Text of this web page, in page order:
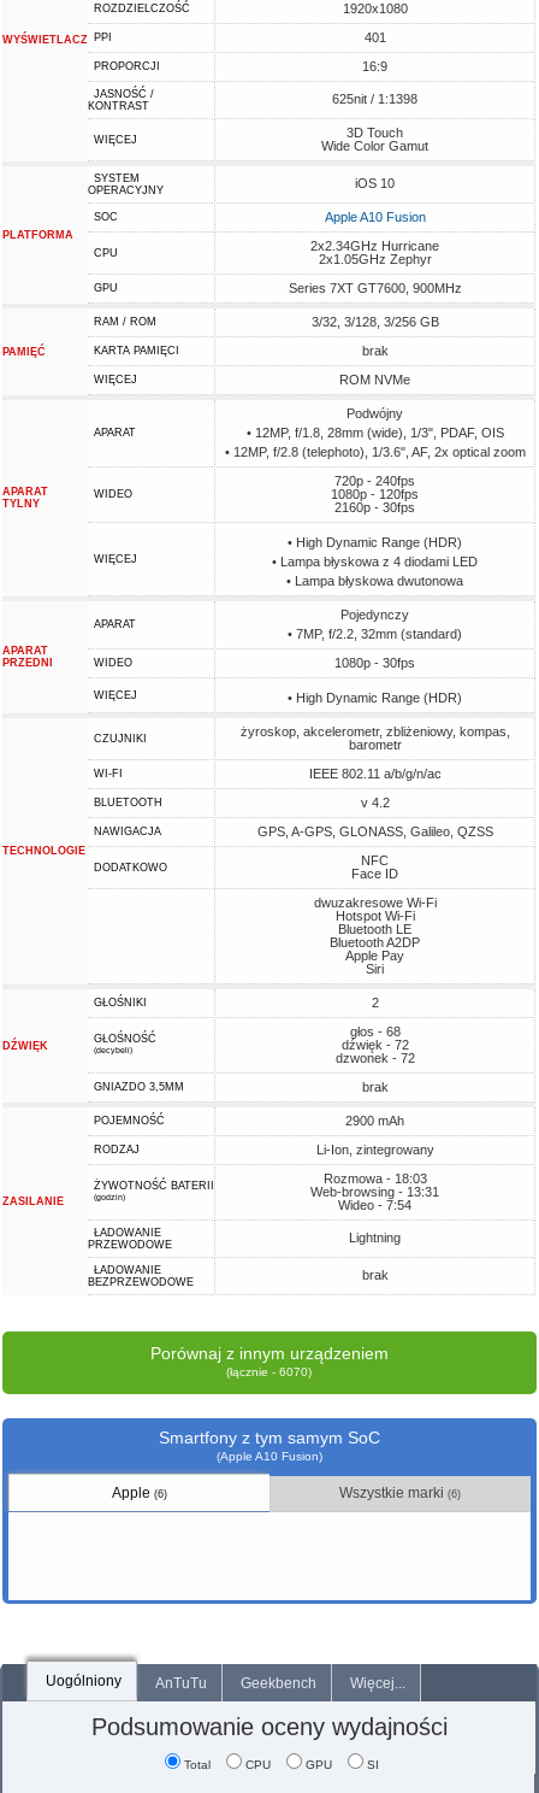
WYŚWIETLACZ
ROZDZIELCZOŚĆ 1920x1080
PPI 401
PROPORCJI 16:9
JASNOŚĆ /
KONTRAST
625nit / 1:1398
WIĘCEJ
3D Touch
Wide Color Gamut
PLATFORMA
SYSTEM
OPERACYJNY
iOS 10
SOC Apple A10 Fusion
CPU
2x2.34GHz Hurricane
2x1.05GHz Zephyr
GPU Series 7XT GT7600, 900MHz
PAMIĘĆ
RAM / ROM 3/32, 3/128, 3/256 GB
KARTA PAMIĘCI brak
WIĘCEJ ROM NVMe
APARAT
TYLNY
APARAT
Podwójny
• 12MP, f/1.8, 28mm (wide), 1/3", PDAF, OIS
• 12MP, f/2.8 (telephoto), 1/3.6", AF, 2x optical zoom
WIDEO
720p - 240fps
1080p - 120fps
2160p - 30fps
WIĘCEJ
• High Dynamic Range (HDR)
• Lampa błyskowa z 4 diodami LED
• Lampa błyskowa dwutonowa
APARAT
PRZEDNI
APARAT
Pojedynczy
• 7MP, f/2.2, 32mm (standard)
WIDEO 1080p - 30fps
WIĘCEJ • High Dynamic Range (HDR)
TECHNOLOGIE
CZUJNIKI
żyroskop, akcelerometr, zbliżeniowy, kompas,
barometr
WI-FI IEEE 802.11 a/b/g/n/ac
BLUETOOTH v 4.2
NAWIGACJA GPS, A-GPS, GLONASS, Galileo, QZSS
DODATKOWO
NFC
Face ID
dwuzakresowe Wi-Fi
Hotspot Wi-Fi
Bluetooth LE
Bluetooth A2DP
Apple Pay
Siri
DŹWIĘK
GŁOŚNIKI 2
GŁOŚNOŚĆ
(decybeli)
głos - 68
dźwięk - 72
dzwonek - 72
GNIAZDO 3,5MM brak
ZASILANIE
POJEMNOŚĆ 2900 mAh
RODZAJ Li-Ion, zintegrowany
ŻYWOTNOŚĆ BATERII
(godzin)
Rozmowa - 18:03
Web-browsing - 13:31
Wideo - 7:54
ŁADOWANIE
PRZEWODOWE
Lightning
ŁADOWANIE
BEZPRZEWODOWE
brak
Porównaj z innym urządzeniem
(łącznie - 6070)
Smartfony z tym samym SoC
(Apple A10 Fusion)
Apple (6) Wszystkie marki(6)
Uogólniony AnTuTu Geekbench Więcej...
Podsumowanie oceny wydajności
Total CPU GPU SI